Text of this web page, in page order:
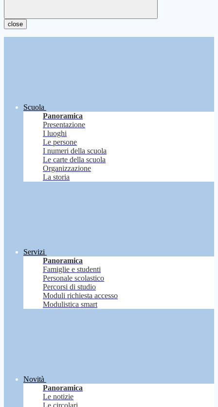
close
Scuola
Panoramica
Presentazione
I luoghi
Le persone
I numeri della scuola
Le carte della scuola
Organizzazione
La storia
Servizi
Panoramica
Famiglie e studenti
Personale scolastico
Percorsi di studio
Moduli richiesta accesso
Modulistica smart
Novità
Panoramica
Le notizie